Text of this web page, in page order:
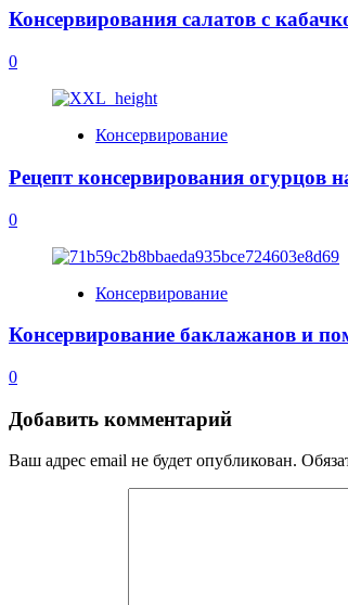
Консервирования салатов с
0
Консервирование
Рецепт консервирования огурцов
0
Консервирование
Консервирование баклажанов и
0
Добавить комментарий
Ваш адрес email не будет опубликован.